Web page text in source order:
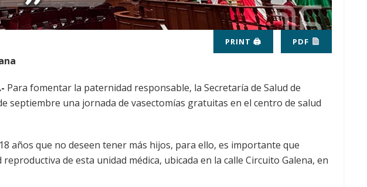
PRINT 🖨 PDF
Para fomentar la paternidad responsable, la Secretaría de Salud de
septiembre una jornada de vasectomías gratuitas en el centro de salud
años que no deseen tener más hijos, para ello, es importante que
de esta unidad médica, ubicada en la calle Circuito Galena, en